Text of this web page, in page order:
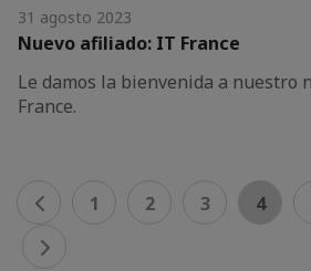
31 agosto 2023
Nuevo afiliado: IT France
Le damos la bienvenida a nuestro
France.
1 2 3 4